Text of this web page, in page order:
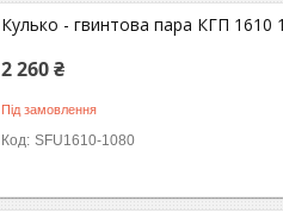
Кулько - гвинтова пара КГП
2 260 ₴
Під замовлення
SFU1610-1080